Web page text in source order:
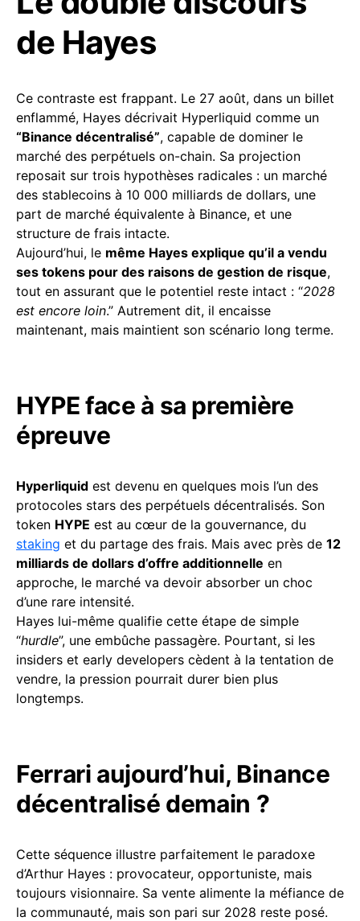
de Hayes
Ce contraste est frappant. Le 27 août, dans un billet
enflammé, Hayes décrivait Hyperliquid comme un
“Binance décentralisé”, capable de dominer le
marché des perpétuels on-chain. Sa projection
reposait sur trois hypothèses radicales : un marché
des stablecoins à 10 000 milliards de dollars, une
part de marché équivalente à Binance, et une
structure de frais intacte.
Aujourd’hui, le même Hayes explique qu’il a vendu
ses tokens pour des raisons de gestion de risque,
tout en assurant que le potentiel reste intact : “2028
est encore loin.” Autrement dit, il encaisse
maintenant, mais maintient son scénario long terme.
HYPE face à sa première
épreuve
Hyperliquid est devenu en quelques mois l’un des
protocoles stars des perpétuels décentralisés. Son
token HYPE est au cœur de la gouvernance, du
staking et du partage des frais. Mais avec près de 12
milliards de dollars d’offre additionnelle en
approche, le marché va devoir absorber un choc
d’une rare intensité.
Hayes lui-même qualifie cette étape de simple
“hurdle”, une embûche passagère. Pourtant, si les
insiders et early developers cèdent à la tentation de
vendre, la pression pourrait durer bien plus
longtemps.
Ferrari aujourd’hui, Binance
décentralisé demain ?
Cette séquence illustre parfaitement le paradoxe
d’Arthur Hayes : provocateur, opportuniste, mais
toujours visionnaire. Sa vente alimente la méfiance de
la communauté, mais son pari sur 2028 reste posé.